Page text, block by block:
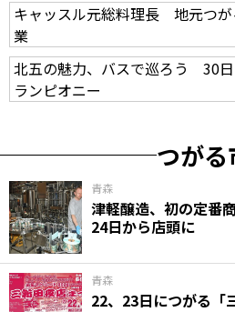
キャッスル元総料理長 地元つが
業
北五の魅力、バスで巡ろう 30
ランピオニー
つがる
青森
津軽醸造、初の定番
24日から店頭に
青森
22、23日につがる「